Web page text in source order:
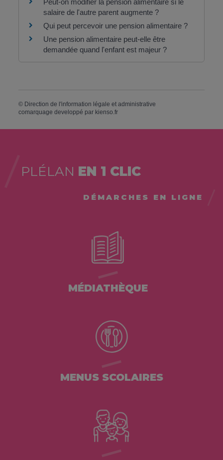
salaire de l'autre parent augmente ?
Qui peut percevoir une pension alimentaire ?
Une pension alimentaire peut-elle être
demandée quand l'enfant est majeur ?
© Direction de l'information légale et administrative
comarquage developpé par kienso.fr
PLÉLAN EN 1 CLIC
DÉMARCHES EN LIGNE
MÉDIATHÈQUE
MENUS SCOLAIRES